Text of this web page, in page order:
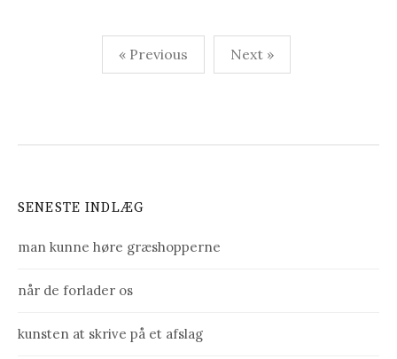
g
a
t
o
« Previous Next »
SENESTE INDLÆG
man kunne høre græshopperne
når de forlader os
kunsten at skrive på et afslag